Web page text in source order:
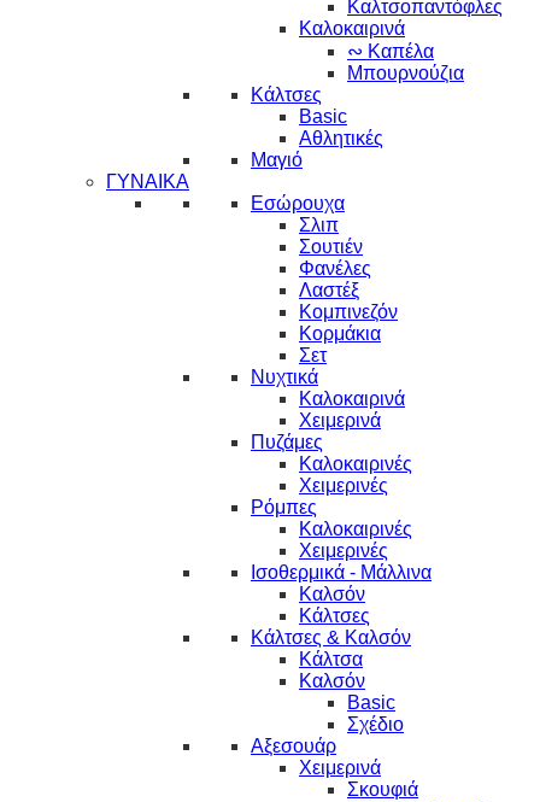
Καλτσοπαντόφλες
Καλοκαιρινά
∾ Καπέλα
Μπουρνούζια
Κάλτσες
Basic
Αθλητικές
Μαγιό
ΓΥΝΑΙΚΑ
Εσώρουχα
Σλιπ
Σουτιέν
Φανέλες
Λαστέξ
Κομπινεζόν
Κορμάκια
Σετ
Νυχτικά
Καλοκαιρινά
Χειμερινά
Πυζάμες
Καλοκαιρινές
Χειμερινές
Ρόμπες
Καλοκαιρινές
Χειμερινές
Ισοθερμικά - Μάλλινα
Καλσόν
Κάλτσες
Κάλτσες & Καλσόν
Κάλτσα
Καλσόν
Basic
Σχέδιο
Αξεσουάρ
Χειμερινά
Σκουφιά